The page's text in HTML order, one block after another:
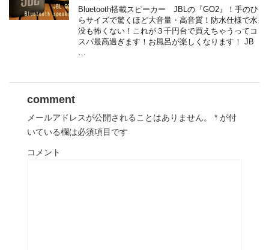
Bluetooth搭載スピーカー JBLの『GO2』！手のひ
らサイズで驚くほど大音量・高音質！防水仕様で水
没も怖くない！これが３千円台で買えちゃうってコ
スパ最高過ぎます！お風呂が楽しくなります！ JB
…
comment
メールアドレスが公開されることはありません。 * が付
いている欄は必須項目です
コメント